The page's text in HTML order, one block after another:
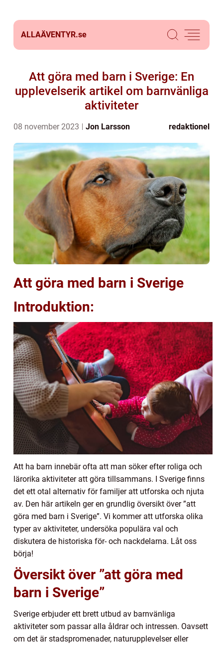
ALLAÄVENTYR.se
Att göra med barn i Sverige: En
upplevelserik artikel om barnvänliga
aktiviteter
08 november 2023 Jon Larsson redaktionel
Att göra med barn i Sverige
Introduktion:
Att ha barn innebär ofta att man söker efter roliga och
lärorika aktiviteter att göra tillsammans. I Sverige finns
det ett otal alternativ för familjer att utforska och njuta
av. Den här artikeln ger en grundlig översikt över ”att
göra med barn i Sverige”. Vi kommer att utforska olika
typer av aktiviteter, undersöka populära val och
diskutera de historiska för- och nackdelarna. Låt oss
börja!
Översikt över ”att göra med
barn i Sverige”
Sverige erbjuder ett brett utbud av barnvänliga
aktiviteter som passar alla åldrar och intressen. Oavsett
om det är stadspromenader, naturupplevelser eller